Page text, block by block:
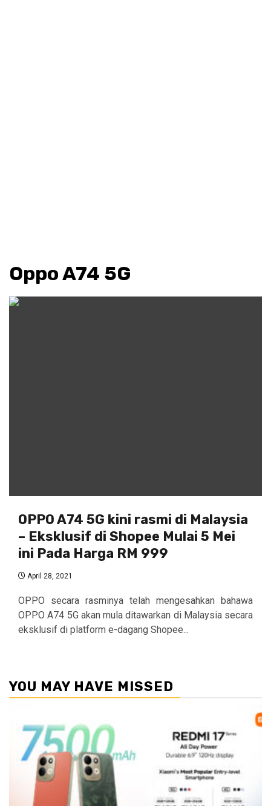
Oppo A74 5G
OPPO A74 5G kini rasmi di Malaysia
– Eksklusif di Shopee Mulai 5 Mei
ini Pada Harga RM 999
April 28, 2021
OPPO secara rasminya telah mengesahkan bahawa
OPPO A74 5G akan mula ditawarkan di Malaysia secara
eksklusif di platform e-dagang Shopee...
YOU MAY HAVE MISSED